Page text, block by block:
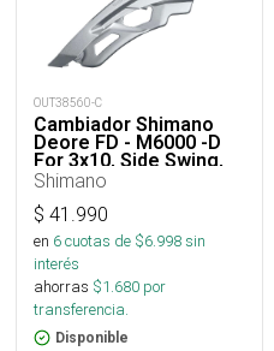
OUT38560-C
Cambiador Shimano
Deore FD - M6000 -D
For 3x10, Side Swing,
Front Pull, Direct Mo
Shimano
$ 41.990
en 6cuotas de $6.998sin
interés
ahorras $1.680 por
transferencia.
Disponible